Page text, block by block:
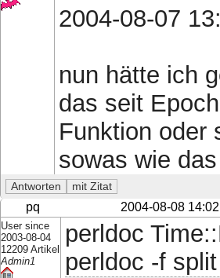
2004-08-07
nun hätte ich
das seit
Funktion oder
sowas wie
pq 2004-08-08 14:02
User since
2003-08-04
12209 Artikel
Admin1
perldoc
perldoc -f split